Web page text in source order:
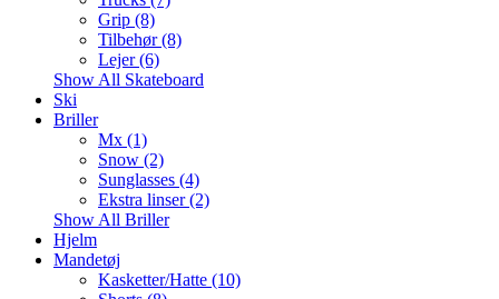
Grip (8)
Tilbehør (8)
Lejer (6)
Show All Skateboard
Ski
Briller
Mx (1)
Snow (2)
Sunglasses (4)
Ekstra linser (2)
Show All Briller
Hjelm
Mandetøj
Kasketter/Hatte (10)